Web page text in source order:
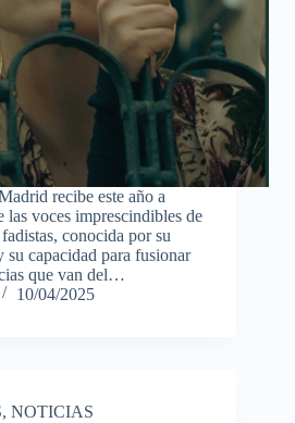
recibe este año a
las voces imprescindibles de
conocida por su
capacidad para fusionar
que van del…
10/04/2025
, NOTICIAS